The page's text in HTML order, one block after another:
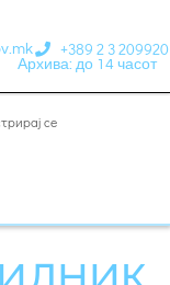
+389 2 3 209920
Архива: до 14 часот
се